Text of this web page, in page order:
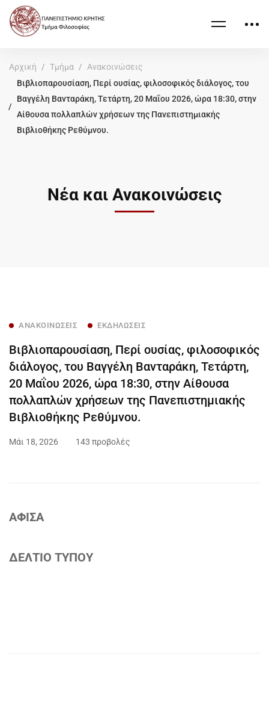
Αρχική Τμήμα
Ανακοινώσεις
Βιβλιοπαρουσίαση, Περί ουσίας, φιλοσοφικός διάλογος, του
Βαγγέλη Βανταράκη, Τετάρτη, 20 Μαΐου 2026, ώρα 18:30, στην
Αίθουσα πολλαπλών χρήσεων της Πανεπιστημιακής
Βιβλιοθήκης Ρεθύμνου.
Νέα και Ανακοινώσεις
ΑΝΑΚΟΙΝΏΣΕΙΣ ΕΚΔΗΛΏΣΕΙΣ
Βιβλιοπαρουσίαση, Περί ουσίας, φιλοσοφικός
διάλογος, του Βαγγέλη Βανταράκη, Τετάρτη,
20 Μαΐου 2026, ώρα 18:30, στην Αίθουσα
πολλαπλών χρήσεων της Πανεπιστημιακής
Βιβλιοθήκης Ρεθύμνου.
Μάι 18, 2026 143 προβολές
ΑΦΙΣΑ
ΔΕΛΤΙΟ ΤΥΠΟΥ